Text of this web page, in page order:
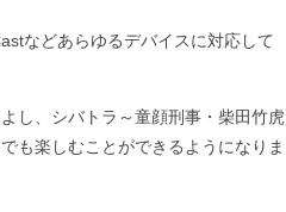
などあらゆるデバイスに対応して
し、シバトラ～童顔刑事・柴田竹虎
も楽しむことができるようになりま